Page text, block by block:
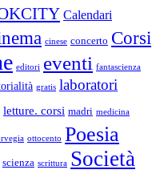
Calendari
cinese concerto Corsi
editori eventi fantascienza
gratis laboratori
letture. corsi madri medicina
ottocento Poesia
scienza scrittura Società